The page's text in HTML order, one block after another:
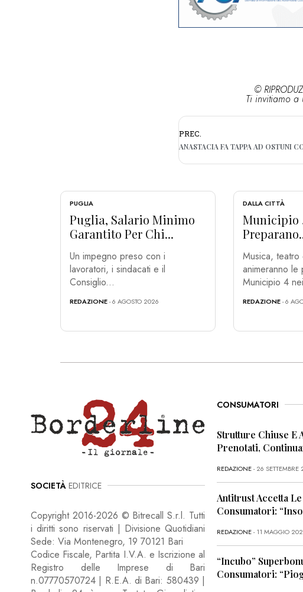
©
Ti invitiamo a
PREC.
PUGLIA
Puglia, Salario Minimo
Garantito Per Chi...
Un impegno preso con i
lavoratori, i sindacati e il
Consiglio...
REDAZIONE- 6 AGOSTO 2026
DALLA CITTÀ
Municipio
Musica,
animeranno le
Municipio 4
REDAZIONE- 6
SOCIETÀ EDITRICE
Copyright 2016-2026 © Bitrecall S.r.l. Tutti
i diritti sono riservati | Divisione Quotidiani
Sede: Via Montenegro, 19 70121 Bari
Codice Fiscale, Partita I.V.A. e Iscrizione al
Registro delle Imprese di Bari
n.07770570724 | R.E.A. di Bari: 580439 |
CONSUMATORI
Strutture Chiuse E
Prenotati,
REDAZIONE- 26 SETTEMBRE
Antitrust Accetta
Consumatori:
REDAZIONE- 11 MAGGIO
“Incubo”
Consumatori: